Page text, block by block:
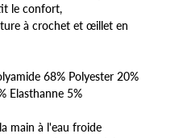
le confort,
à crochet et œillet en
68% Polyester 20%
Elasthanne 5%
main à l'eau froide